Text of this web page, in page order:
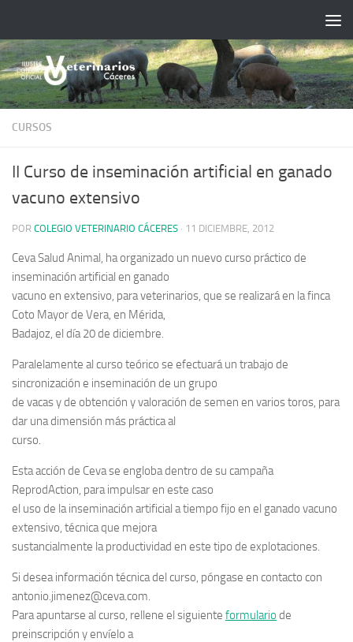
CURSOS
II Curso de inseminación artificial en ganado
vacuno extensivo
POR COLEGIO VETERINARIO CÁCERES · 11 DICIEMBRE, 2012
Ceva Salud Animal, ha organizado un nuevo curso práctico de
inseminación artificial en ganado
vacuno en extensivo, para veterinarios, que se realizará en la finca
Coto Mayor de Vera, en Mérida,
Badajoz, el día 20 de diciembre.
Paralelamente al curso teórico se efectuará un trabajo de
sincronización e inseminación de un grupo
de vacas y de obtención y valoración de semen en varios toros, para
dar una dimensión más práctica al
curso.
Esta acción de Ceva se engloba dentro de su campaña
ReprodAction, para impulsar en este caso
el uso de la inseminación artificial a tiempo fijo en el ganado vacuno
extensivo, técnica que mejora
sustancialmente la productividad en este tipo de explotaciones.
Si desea información técnica del curso, póngase en contacto con
antonio.jimenez@ceva.com.
Para apuntarse al curso, rellene el siguiente formulario de
preinscripción y envíelo a